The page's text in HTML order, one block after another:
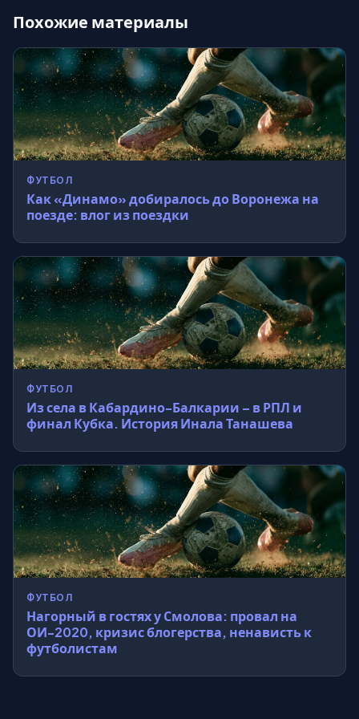
Похожие материалы
ФУТБОЛ
Как «Динамо» добиралось до Воронежа на
поезде: влог из поездки
ФУТБОЛ
Из села в Кабардино-Балкарии – в РПЛ и
финал Кубка. История Инала Танашева
ФУТБОЛ
Нагорный в гостях у Смолова: провал на
ОИ-2020, кризис блогерства, ненависть к
футболистам